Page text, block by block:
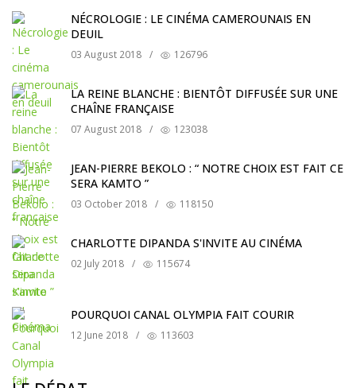
NÉCROLOGIE : LE CINÉMA CAMEROUNAIS EN
DEUIL
03 August 2018 / 126796
LA REINE BLANCHE : BIENTÔT DIFFUSÉE SUR UNE
CHAÎNE FRANÇAISE
07 August 2018 / 123038
JEAN-PIERRE BEKOLO : “ NOTRE CHOIX EST FAIT CE
SERA KAMTO ”
03 October 2018 / 118150
CHARLOTTE DIPANDA S'INVITE AU CINÉMA
02 July 2018 / 115674
POURQUOI CANAL OLYMPIA FAIT COURIR
12 June 2018 / 113603